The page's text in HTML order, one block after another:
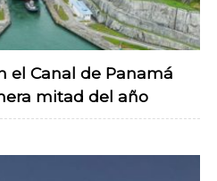
el Canal de Panamá
mitad del año